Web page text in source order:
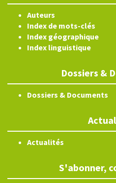
Auteurs
Index de mots-clés
Index géographique
Index linguistique
Dossiers &
Dossiers & Documents
Actualités
S'abonner,